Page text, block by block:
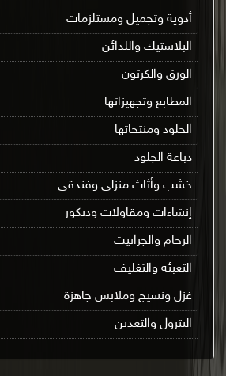
أدوية وتجميل ومستلزمات
البلاستيك واللدائن
الورق والكرتون
المطابع وتجهيزاتها
الجلود ومنتجاتها
دباغة الجلود
خشب وأثاث منزلي وفندقي
إنشاءات ومقاولات وديكور
الرخام والجرانيت
التعبئة والتغليف
غزل ونسيج وملابس جاهزة
البترول والتعدين